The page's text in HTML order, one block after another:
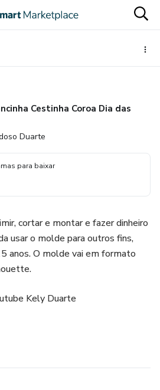
Cestinha Coroa Dia das
Duarte
para baixar
cortar e montar e fazer dinheiro
usar o molde para outros fins,
anos. O molde vai em formato
Kely Duarte